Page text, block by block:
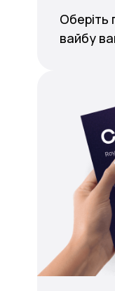
Оберіть
вайбу